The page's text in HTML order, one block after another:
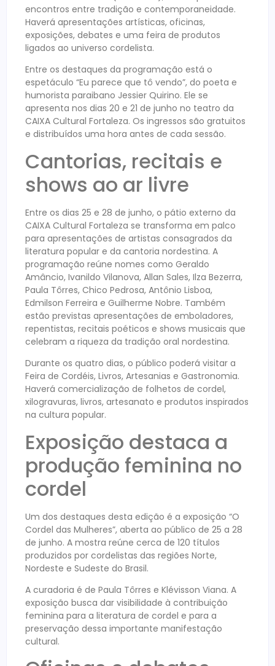
encontros entre tradição e contemporaneidade.
Haverá apresentações artísticas, oficinas,
exposições, debates e uma feira de produtos
ligados ao universo cordelista.
Entre os destaques da programação está o
espetáculo “Eu parece que tô vendo”, do poeta e
humorista paraibano Jessier Quirino. Ele se
apresenta nos dias 20 e 21 de junho no teatro da
CAIXA Cultural Fortaleza. Os ingressos são gratuitos
e distribuídos uma hora antes de cada sessão.
Cantorias, recitais e
shows ao ar livre
Entre os dias 25 e 28 de junho, o pátio externo da
CAIXA Cultural Fortaleza se transforma em palco
para apresentações de artistas consagrados da
literatura popular e da cantoria nordestina. A
programação reúne nomes como Geraldo
Amâncio, Ivanildo Vilanova, Allan Sales, Ilza Bezerra,
Paula Tôrres, Chico Pedrosa, Antônio Lisboa,
Edmilson Ferreira e Guilherme Nobre. Também
estão previstas apresentações de emboladores,
repentistas, recitais poéticos e shows musicais que
celebram a riqueza da tradição oral nordestina.
Durante os quatro dias, o público poderá visitar a
Feira de Cordéis, Livros, Artesanias e Gastronomia.
Haverá comercialização de folhetos de cordel,
xilogravuras, livros, artesanato e produtos inspirados
na cultura popular.
Exposição destaca a
produção feminina no
cordel
Um dos destaques desta edição é a exposição “O
Cordel das Mulheres”, aberta ao público de 25 a 28
de junho. A mostra reúne cerca de 120 títulos
produzidos por cordelistas das regiões Norte,
Nordeste e Sudeste do Brasil.
A curadoria é de Paula Tôrres e Klévisson Viana. A
exposição busca dar visibilidade à contribuição
feminina para a literatura de cordel e para a
preservação dessa importante manifestação
cultural.